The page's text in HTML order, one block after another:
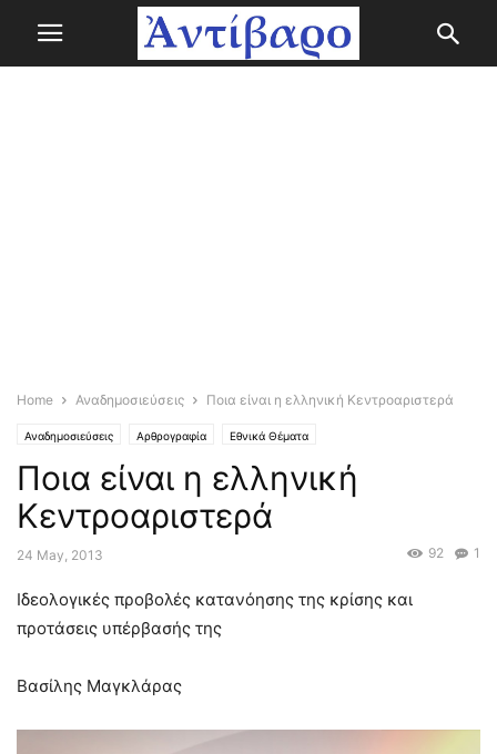
Home Αναδημοσιεύσεις Ποια είναι η ελληνική Κεντροαριστερά
Αναδημοσιεύσεις Αρθρογραφία Εθνικά Θέματα
Ποια είναι η ελληνική
Κεντροαριστερά
24 May, 2013 1
92
Ιδεολογικές προβολές κατανόησης της κρίσης και
προτάσεις υπέρβασής της
Βασίλης Μαγκλάρας